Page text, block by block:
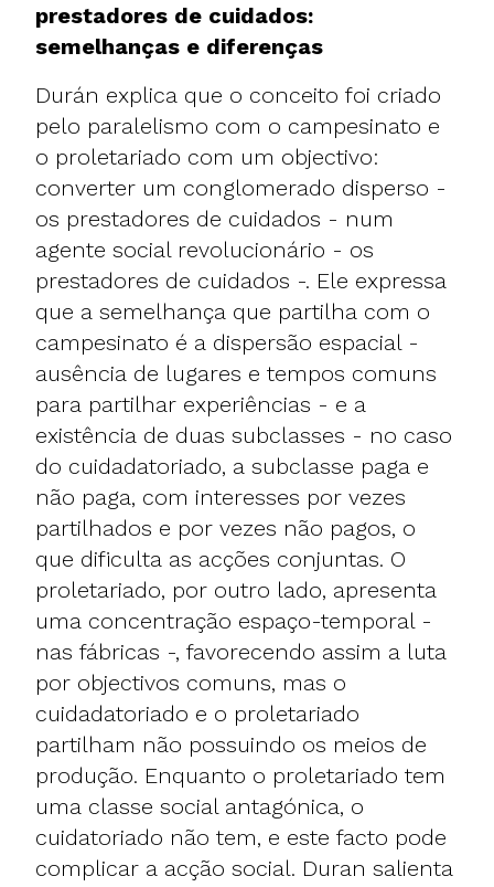
prestadores de cuidados:
semelhanças e diferenças
Durán explica que o conceito foi criado
pelo paralelismo com o campesinato e
o proletariado com um objectivo:
converter um conglomerado disperso -
os prestadores de cuidados - num
agente social revolucionário - os
prestadores de cuidados -. Ele expressa
que a semelhança que partilha com o
campesinato é a dispersão espacial -
ausência de lugares e tempos comuns
para partilhar experiências - e a
existência de duas subclasses - no caso
do cuidadatoriado, a subclasse paga e
não paga, com interesses por vezes
partilhados e por vezes não pagos, o
que dificulta as acções conjuntas. O
proletariado, por outro lado, apresenta
uma concentração espaço-temporal -
nas fábricas -, favorecendo assim a luta
por objectivos comuns, mas o
cuidadatoriado e o proletariado
partilham não possuindo os meios de
produção. Enquanto o proletariado tem
uma classe social antagónica, o
cuidatoriado não tem, e este facto pode
complicar a acção social. Duran salienta